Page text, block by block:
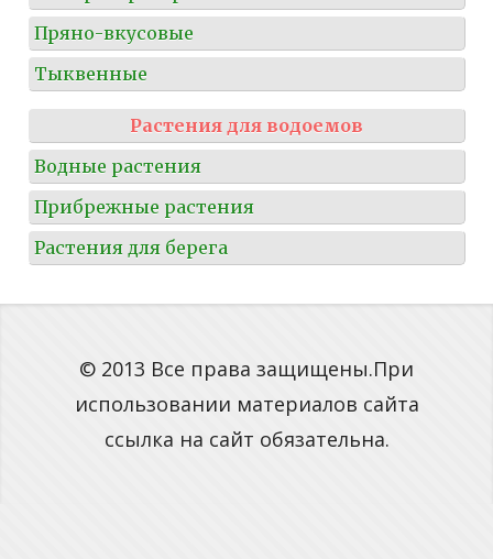
Пряно-вкусовые
Тыквенные
Растения для водоемов
Водные растения
Прибрежные растения
Растения для берега
© 2013 Все права защищены.При
использовании материалов сайта
ссылка на сайт обязательна.